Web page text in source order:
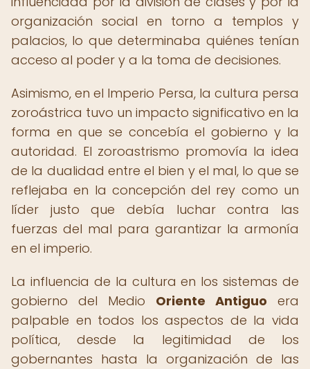
organización social en torno a templos y
palacios, lo que determinaba quiénes tenían
acceso al poder y a la toma de decisiones.
Asimismo, en el Imperio Persa, la cultura persa
zoroástrica tuvo un impacto significativo en la
forma en que se concebía el gobierno y la
autoridad. El zoroastrismo promovía la idea
de la dualidad entre el bien y el mal, lo que se
reflejaba en la concepción del rey como un
líder justo que debía luchar contra las
fuerzas del mal para garantizar la armonía
en el imperio.
La influencia de la cultura en los sistemas de
gobierno del Medio Oriente Antiguo era
palpable en todos los aspectos de la vida
política, desde la legitimidad de los
gobernantes hasta la organización de las